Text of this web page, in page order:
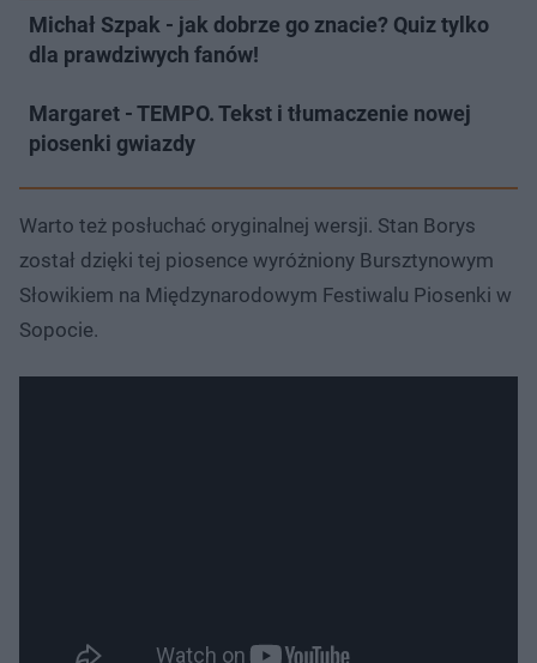
Michał Szpak - jak dobrze go znacie? Quiz tylko
dla prawdziwych fanów!
Margaret - TEMPO. Tekst i tłumaczenie nowej
piosenki gwiazdy
Warto też posłuchać oryginalnej wersji. Stan Borys
został dzięki tej piosence wyróżniony Bursztynowym
Słowikiem na Międzynarodowym Festiwalu Piosenki w
Sopocie.